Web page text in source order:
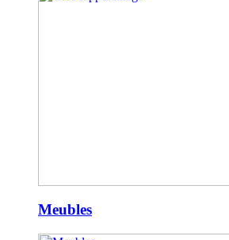
Meubles